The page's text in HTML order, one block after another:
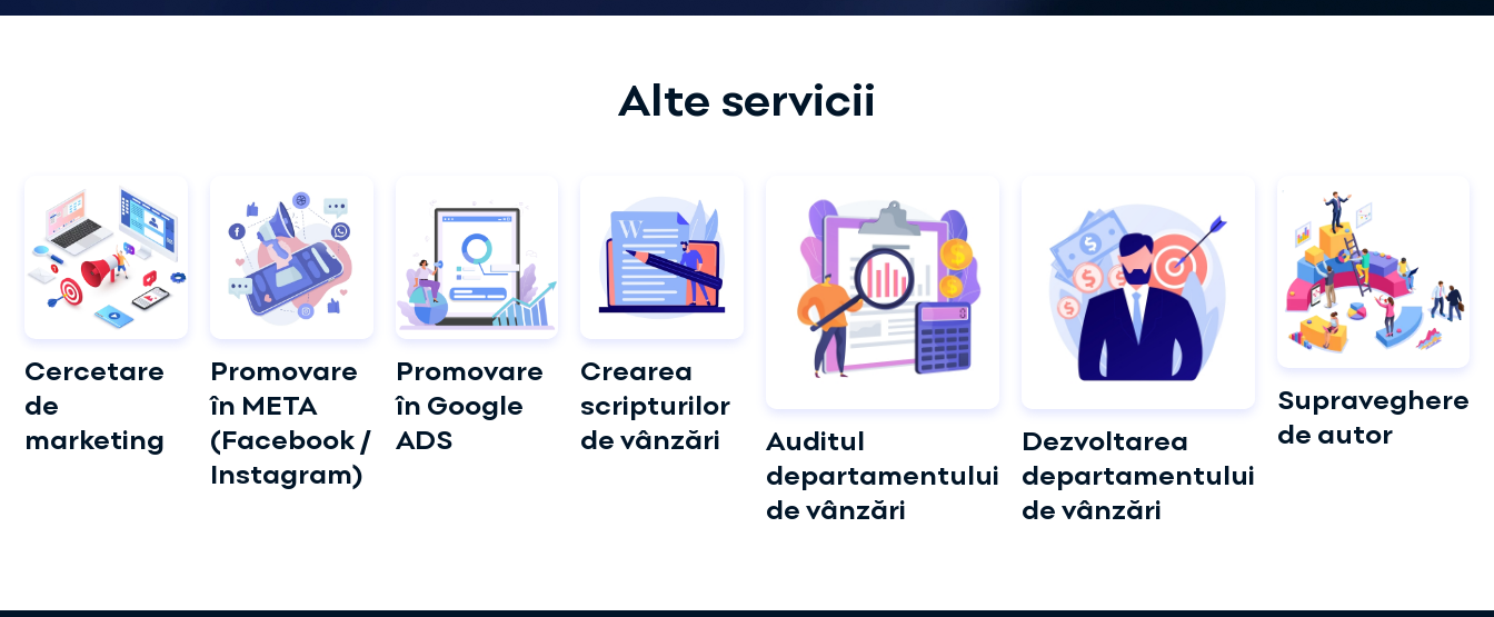
Alte servicii
Cercetare
de
marketing
Promovare
în META
(Facebook /
Instagram)
Promovare
în Google
ADS
Crearea
scripturilor
de vânzări
Auditul
departamentului
de vânzări
Dezvoltarea
departamentului
de vânzări
Supraveghere
de autor